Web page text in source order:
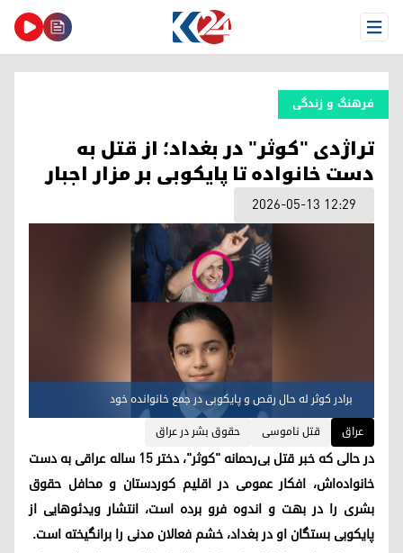
Open Menu
فرهنگ و زندگی
تراژدی "کوثر" در بغداد؛ از قتل به
دست خانواده تا پایکوبی بر مزار اجبار
2026-05-13 12:29
برادر کوثر لە حال رقص و پایکوبی در جمع خانواندە خود
عراق
قتل ناموسی حقوق بشر در عراق
در حالی که خبر قتل بی‌رحمانه "کوثر"، دختر ۱۵ ساله عراقی به دست
خانواده‌اش، افکار عمومی در اقلیم کوردستان و محافل حقوق
بشری را در بهت و اندوه فرو برده است، انتشار ویدئوهایی از
پایکوبی بستگان او در بغداد، خشم فعالان مدنی را برانگیخته است.